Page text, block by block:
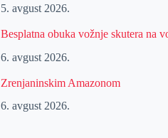
5. avgust 2026.
Besplatna obuka vožnje skutera na
6. avgust 2026.
Zrenjaninskim Amazonom
6. avgust 2026.